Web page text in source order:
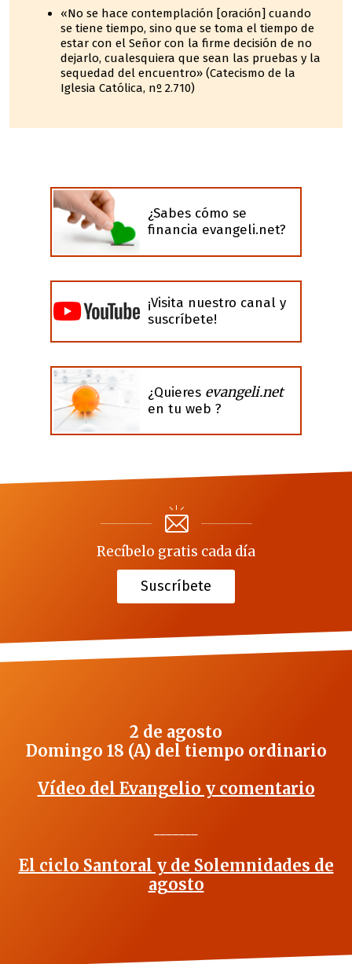
«No se hace contemplación [oración] cuando
se tiene tiempo, sino que se toma el tiempo de
estar con el Señor con la firme decisión de no
dejarlo, cualesquiera que sean las pruebas y la
sequedad del encuentro» (Catecismo de la
Iglesia Católica, nº 2.710)
¿Sabes cómo se
financia evangeli.net?
¡Visita nuestro canal y
suscríbete!
¿Quieres evangeli.net
en tu web ?
Recíbelo gratis cada día
Suscríbete
2 de agosto
Domingo 18 (A) del tiempo ordinario
Vídeo del Evangelio y comentario
El ciclo Santoral y de Solemnidades de
agosto